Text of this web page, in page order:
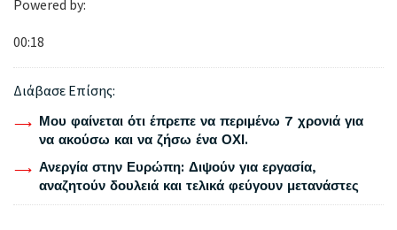
Powered by:
00:18
Διάβασε Επίσης:
Μου φαίνεται ότι έπρεπε να περιμένω 7 χρονιά για
να ακούσω και να ζήσω ένα ΟΧΙ.
Ανεργία στην Ευρώπη: Διψούν για εργασία,
αναζητούν δουλειά και τελικά φεύγουν μετανάστες